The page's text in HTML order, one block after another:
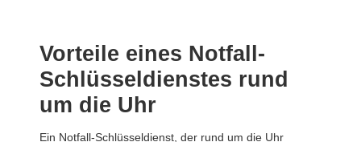
Vorteile eines Notfall-
Schlüsseldienstes rund
um die Uhr
Ein Notfall-Schlüsseldienst, der rund um die Uhr